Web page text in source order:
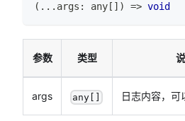
( ... args : any [ ] ) => void
参数 类型
args any[] 日志内容，可